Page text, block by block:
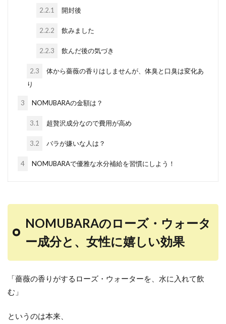
2.2.1 開封後
2.2.2 飲みました
2.2.3 飲んだ後の気づき
2.3
体から薔薇の香りはしませんが、体臭と口臭は変化あ
り
3 NOMUBARAの金額は？
3.1 超贅沢成分なので費用が高め
3.2 バラが嫌いな人は？
4 NOMUBARAで優雅な水分補給を習慣にしよう！
NOMUBARAのローズ・ウォータ
ー成分と、女性に嬉しい効果
「薔薇の香りがするローズ・ウォーターを、水に入れて飲
む」
というのは本来、